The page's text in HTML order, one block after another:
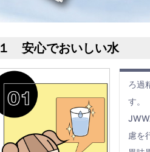
１ 安心でおいしい水
ろ過
す。
慮を